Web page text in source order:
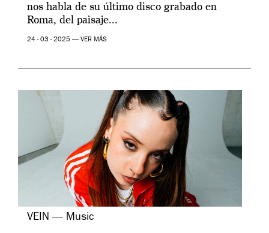
nos habla de su último disco grabado en
Roma, del paisaje...
24 - 03 - 2025 — VER MÁS
VEIN — Music